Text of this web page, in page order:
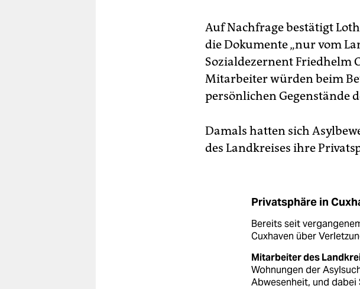
Auf Nachfrage bestätigt
die Dokumente „nur vom
Sozialdezernent Friedhelm
Mitarbeiter würden beim
persönlichen Gegenstände
Damals hatten sich
des Landkreises ihre
Privatsphäre in
Bereits seit
Cuxhaven über
Mitarbeiter des
Wohnungen der
Abwesenheit, und